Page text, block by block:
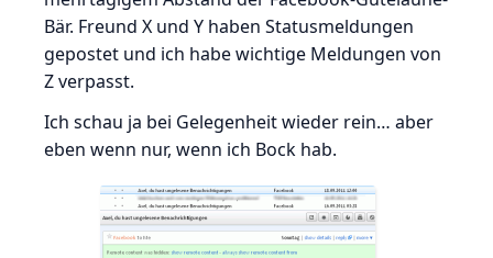
Bär. Freund X und Y haben Statusmeldungen
gepostet und ich habe wichtige Meldungen von
Z verpasst.
Ich schau ja bei Gelegenheit wieder rein… aber
eben wenn nur, wenn ich Bock hab.